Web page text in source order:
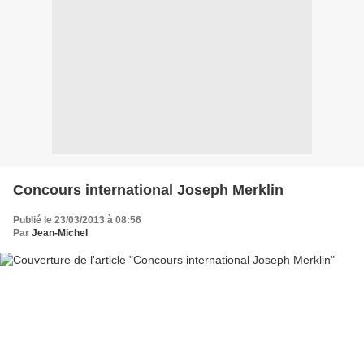
Concours international Joseph Merklin
Publié le 23/03/2013 à 08:56
Par Jean-Michel